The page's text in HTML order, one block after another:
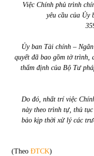
Việc Chính phủ trình
yêu cầu của Ủy
Ủy ban Tài chính –
quyết đã bao gồm tờ trình,
thẩm định của Bộ Tư
Do đó, nhất trí việc
này theo trình tự, thủ
bảo kịp thời xử lý các
(Theo ĐTCK)